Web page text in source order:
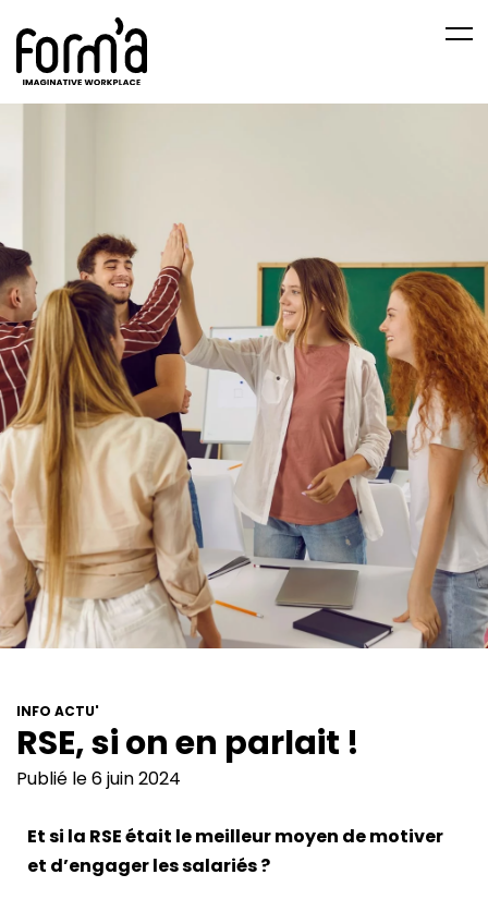
INFO ACTU'
RSE, si on en parlait !
Publié le 6 juin 2024
Et si la RSE était le meilleur moyen de motiver
et d’engager les salariés ?